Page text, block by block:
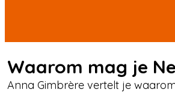
Waarom mag je
Anna Gimbrère vertelt je